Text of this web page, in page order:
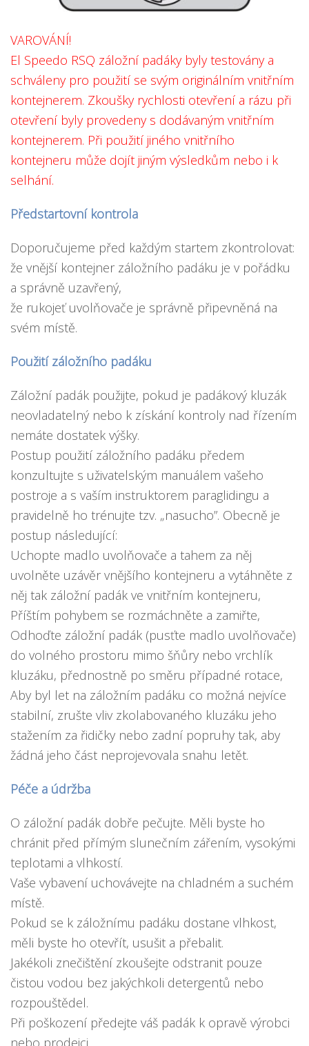
VAROVÁNÍ!
El Speedo RSQ záložní padáky byly testovány a
schváleny pro použití se svým originálním vnitřním
kontejnerem. Zkoušky rychlosti otevření a rázu při
otevření byly provedeny s dodávaným vnitřním
kontejnerem. Při použití jiného vnitřního
kontejneru může dojít jiným výsledkům nebo i k
selhání.
Předstartovní kontrola
Doporučujeme před každým startem zkontrolovat:
že vnější kontejner záložního padáku je v pořádku
a správně uzavřený,
že rukojeť uvolňovače je správně připevněná na
svém místě.
Použití záložního padáku
Záložní padák použijte, pokud je padákový kluzák
neovladatelný nebo k získání kontroly nad řízením
nemáte dostatek výšky.
Postup použití záložního padáku předem
konzultujte s uživatelským manuálem vašeho
postroje a s vaším instruktorem paraglidingu a
pravidelně ho trénujte tzv. „nasucho”. Obecně je
postup následující:
Uchopte madlo uvolňovače a tahem za něj
uvolněte uzávěr vnějšího kontejneru a vytáhněte z
něj tak záložní padák ve vnitřním kontejneru,
Příštím pohybem se rozmáchněte a zamiřte,
Odhoďte záložní padák (pusťte madlo uvolňovače)
do volného prostoru mimo šňůry nebo vrchlík
kluzáku, přednostně po směru případné rotace,
Aby byl let na záložním padáku co možná nejvíce
stabilní, zrušte vliv zkolabovaného kluzáku jeho
stažením za řidičky nebo zadní popruhy tak, aby
žádná jeho část neprojevovala snahu letět.
Péče a údržba
O záložní padák dobře pečujte. Měli byste ho
chránit před přímým slunečním zářením, vysokými
teplotami a vlhkostí.
Vaše vybavení uchovávejte na chladném a suchém
místě.
Pokud se k záložnímu padáku dostane vlhkost,
měli byste ho otevřít, usušit a přebalit.
Jakékoli znečištění zkoušejte odstranit pouze
čistou vodou bez jakýchkoli detergentů nebo
rozpouštědel.
Při poškození předejte váš padák k opravě výrobci